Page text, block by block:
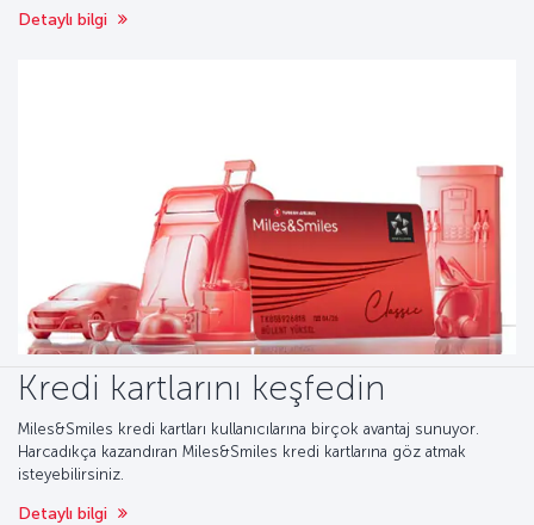
Detaylı bilgi
Kredi kartlarını keşfedin
Miles&Smiles kredi kartları kullanıcılarına birçok avantaj sunuyor.
Harcadıkça kazandıran Miles&Smiles kredi kartlarına göz atmak
isteyebilirsiniz.
Detaylı bilgi